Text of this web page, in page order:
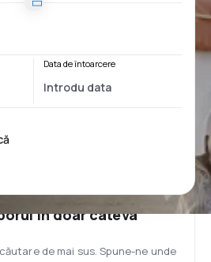
Data de întoarcere
în doar câteva
de mai sus. Spune-ne unde